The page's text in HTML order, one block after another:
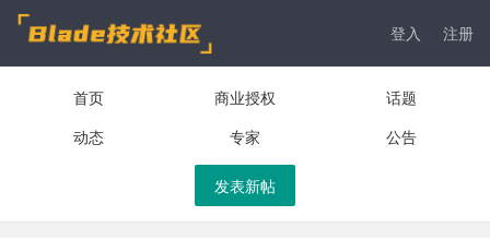
登入 注册
首页 商业授权
话题
动态
专家 公告
发表新帖